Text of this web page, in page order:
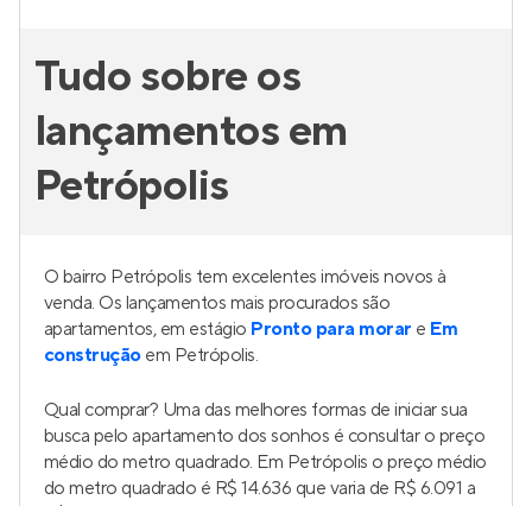
Tudo sobre os
lançamentos em
Petrópolis
O bairro Petrópolis tem excelentes imóveis novos à
venda. Os lançamentos mais procurados são
apartamentos, em estágio
Pronto para morar e
construção
em Petrópolis.
Qual comprar? Uma das melhores formas de iniciar sua